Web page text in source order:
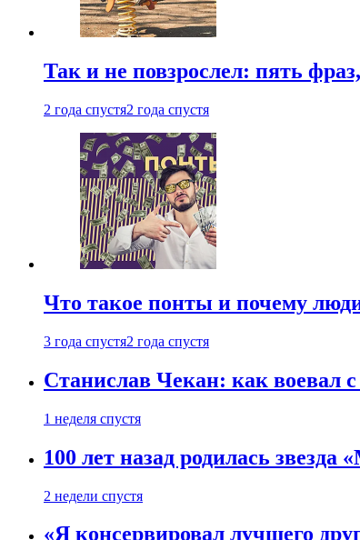
Так и не повзрослел: пять
2 года спустя2 года спустя
Что такое понты и почему
3 года спустя2 года спустя
Станислав Чекан: как воевал
1 неделя спустя
100 лет назад родилась
2 недели спустя
«Я консервировал лучшего